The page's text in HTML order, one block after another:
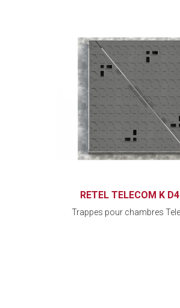
RETEL TELECOM K
Trappes pour chambres